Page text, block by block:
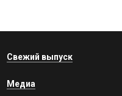
Свежий выпуск
Медиа